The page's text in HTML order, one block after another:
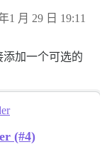
1 月 29 日 19:11
添加一个可选的
(#4)